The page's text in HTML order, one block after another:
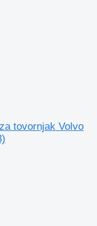
tovornjak Volvo